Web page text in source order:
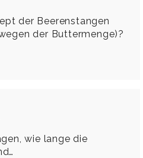
der Beerenstangen
der Buttermenge)?
wie lange die